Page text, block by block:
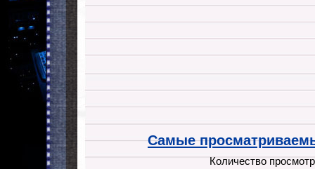
Самые
Количество